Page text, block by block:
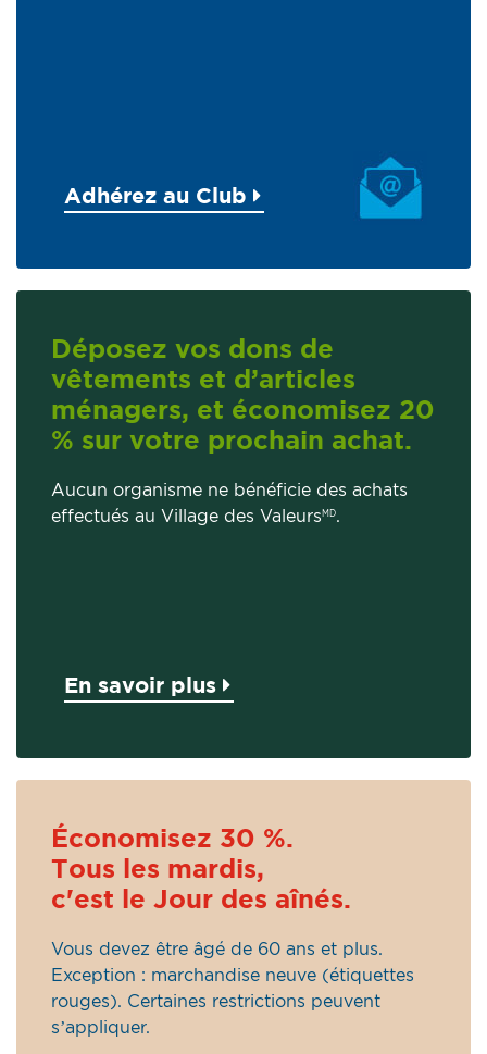
Adhérez au Club
Déposez vos dons de
vêtements et d’articles
ménagers, et économisez 20
% sur votre prochain achat.
Aucun organisme ne bénéficie des achats
effectués au Village des Valeurs MD.
En savoir plus
Économisez 30 %.
Tous les mardis,
c'est le Jour des aînés.
Vous devez être âgé de 60 ans et plus.
Exception : marchandise neuve (étiquettes
rouges). Certaines restrictions peuvent
s’appliquer.